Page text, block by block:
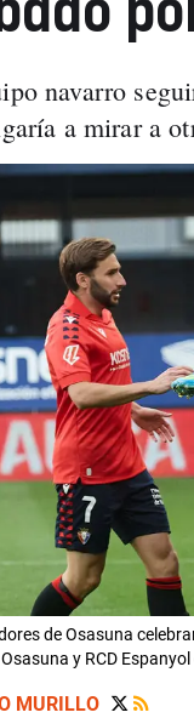
navarro
a mirar a
de Osasuna
y RCD
MURILLO